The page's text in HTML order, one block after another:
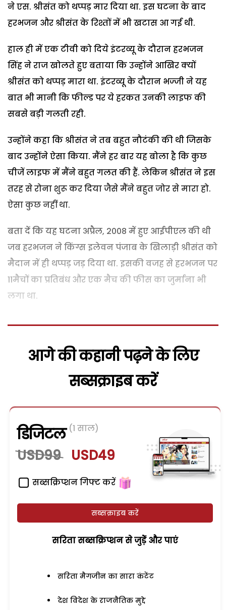
ने एस. श्रीसंत को थप्पड़ मार दिया था. इस घटना के बाद
हरभजन और श्रीसंत के रिश्तों में भी खटास आ गई थी.
हाल ही में एक टीवी को दिये इंटरव्यू के दौरान हरभजन
सिंह ने राज खोलते हुए बताया कि उन्होंने आखिर क्यों
श्रीसंत को थप्पड़ मारा था. इंटरव्यू के दौरान भज्जी ने यह
बात भी मानी कि फील्ड पर ये हरकत उनकी लाइफ की
सबसे बड़ी गलती रही.
उन्होंने कहा कि श्रीसंत ने तब बहुत नौटंकी की थी जिसके
बाद उन्होंने ऐसा किया. मैंने हर बार यह बोला है कि कुछ
चीजें लाइफ में मैंने बहुत गलत की हैं. लेकिन श्रीसंत ने इस
तरह से रोना शुरू कर दिया जैसे मैंने बहुत जोर से मारा हो.
ऐसा कुछ नहीं था.
बता दें कि यह घटना अप्रैल, 2008 में हुए आईपीएल की थी
जब हरभजन ने किंग्स इलेवन पंजाब के खिलाड़ी श्रीसंत को
मैदान में ही थप्पड़ जड़ दिया था. इसकी वजह से हरभजन पर
11मैचों का प्रतिबंध और एक मैच की फीस का जुर्माना भी
लगा था.
आगे की कहानी पढ़ने के लिए
सब्सक्राइब करें
डिजिटल (1 साल)
USD99 USD49
सब्सक्रिप्शन गिफ्ट करें
सब्सक्राइब करें
सरिता सब्सक्रिप्शन से जुड़ेें और पाएं
सरिता मैगजीन का सारा कंटेंट
देश विदेश के राजनैतिक मुद्दे